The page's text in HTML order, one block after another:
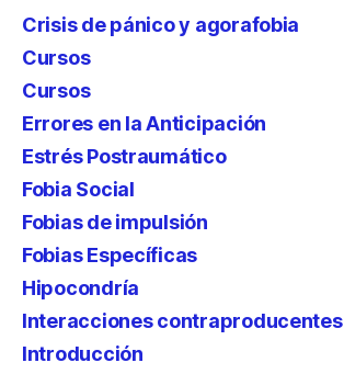
Crisis de pánico y agorafobia
Cursos
Cursos
Errores en la Anticipación
Estrés Postraumático
Fobia Social
Fobias de impulsión
Fobias Específicas
Hipocondría
Interacciones contraproducentes
Introducción